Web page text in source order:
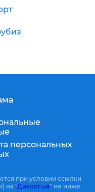
персональных
при условии ссылки
на "Диалог.ua" не ниже